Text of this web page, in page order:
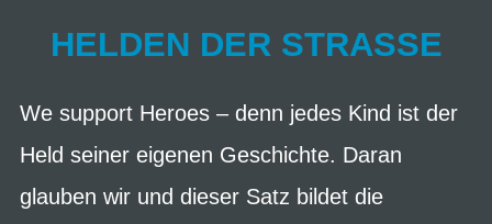
HELDEN DER STRASSE
We support Heroes – denn jedes Kind ist der
Held seiner eigenen Geschichte. Daran
glauben wir und dieser Satz bildet die